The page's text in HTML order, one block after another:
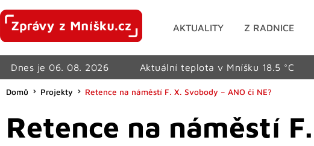
AKTUALITY Z RADNICE
Dnes je 06. 08. 2026 Aktuální teplota v Mníšku 18.5 °C
Domů Projekty Retence na náměstí F. X. Svobody – ANO či NE?
Retence na náměstí